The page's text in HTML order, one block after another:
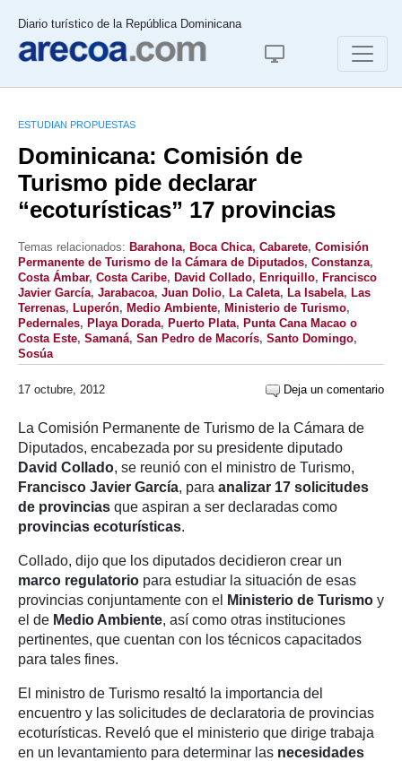
Diario turístico de la República Dominicana
ESTUDIAN PROPUESTAS
Dominicana: Comisión de
Turismo pide declarar
“ecoturísticas” 17 provincias
Temas relacionados: Barahona, Boca Chica, Cabarete, Comisión
Permanente de Turismo de la Cámara de Diputados, Constanza,
Costa Ámbar, Costa Caribe, David Collado, Enriquillo, Francisco
Javier García, Jarabacoa, Juan Dolio, La Caleta, La Isabela, Las
Terrenas, Luperón, Medio Ambiente, Ministerio de Turismo,
Pedernales, Playa Dorada, Puerto Plata, Punta Cana Macao o
Costa Este, Samaná, San Pedro de Macorís, Santo Domingo,
Sosúa
17 octubre, 2012 Deja un comentario
La Comisión Permanente de Turismo de la Cámara de
Diputados, encabezada por su presidente diputado
David Collado, se reunió con el ministro de Turismo,
Francisco Javier García, para analizar 17 solicitudes
de provincias que aspiran a ser declaradas como
provincias ecoturísticas.
Collado, dijo que los diputados decidieron crear un
marco regulatorio para estudiar la situación de esas
provincias conjuntamente con el
Ministerio de Turismo y
el de Medio Ambiente, así como otras instituciones
pertinentes, que cuentan con los técnicos capacitados
para tales fines.
El ministro de Turismo resaltó la importancia del
encuentro y las solicitudes de declaratoria de provincias
ecoturísticas. Reveló que el ministerio que dirige trabaja
en un levantamiento para determinar las necesidades